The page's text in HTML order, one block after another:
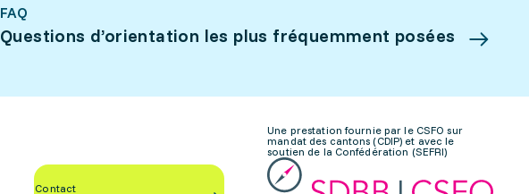
FAQ
Questions d’orientation les plus fréquemment posées
Contact
Une prestation fournie par le CSFO sur
mandat des cantons (CDIP) et avec le
soutien de la Confédération (SEFRI)